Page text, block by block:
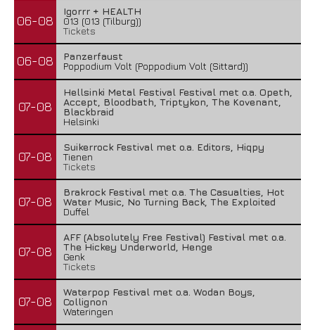
06-08
Igorrr + HEALTH
013 (013 (Tilburg))
Tickets
06-08
Panzerfaust
Poppodium Volt (Poppodium Volt (Sittard))
07-08
Hellsinki Metal Festival Festival met o.a. Opeth,
Accept, Bloodbath, Triptykon, The Kovenant,
Blackbraid
Helsinki
07-08
Suikerrock Festival met o.a. Editors, Hiqpy
Tienen
Tickets
07-08
Brakrock Festival met o.a. The Casualties, Hot
Water Music, No Turning Back, The Exploited
Duffel
07-08
AFF (Absolutely Free Festival) Festival met o.a.
The Hickey Underworld, Henge
Genk
Tickets
07-08
Waterpop Festival met o.a. Wodan Boys,
Collignon
Wateringen